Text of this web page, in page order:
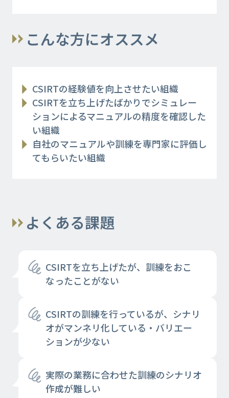
こんな方にオススメ
CSIRTの経験値を向上させたい組織
CSIRTを立ち上げたばかりでシミュレー
ションによるマニュアルの精度を確認した
い組織
自社のマニュアルや訓練を専門家に評価し
てもらいたい組織
よくある課題
CSIRTを立ち上げたが、訓練をおこ
なったことがない
CSIRTの訓練を行っているが、シナリ
オがマンネリ化している・バリエー
ションが少ない
実際の業務に合わせた訓練のシナリオ
作成が難しい